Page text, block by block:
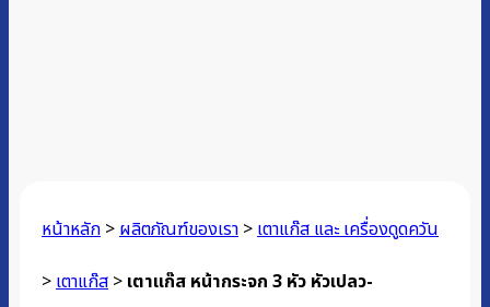
หน้าหลัก >ผลิตภัณฑ์ของเรา >เตาแก๊ส และ เครื่องดูดควัน
>เตาแก๊ส > เตาแก๊ส หน้ากระจก 3 หัว หัวเปลว-